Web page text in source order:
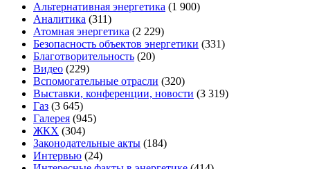
Альтернативная энергетика (1 900)
Аналитика (311)
Атомная энергетика (2 229)
Безопасность объектов энергетики (331)
Благотворительность (20)
Видео (229)
Вспомогательные отрасли (320)
Выставки, конференции, новости (3 319)
Газ (3 645)
Галерея (945)
ЖКХ (304)
Законодательные акты (184)
Интервью (24)